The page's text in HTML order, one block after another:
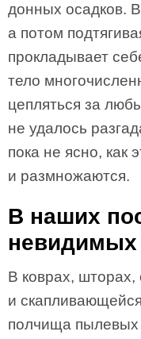
донных осадков.
а потом
прокладывает
тело
цепляться за
не удалось
пока не ясно, как
и размножаются.
В наших
невидимых
В коврах, шторах,
и
полчища пылевых